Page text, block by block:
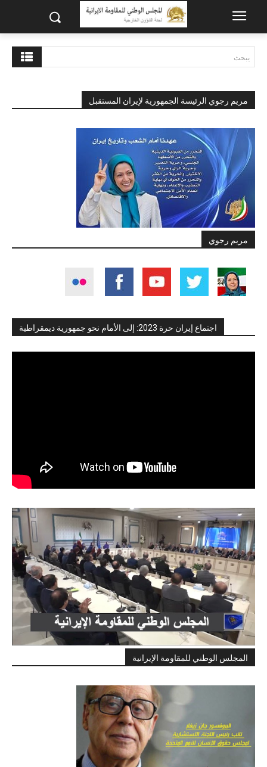
يبحث
مريم رجوي الرئيسة الجمهورية لإيران المستقبل
مريم رجوي
اجتماع إيران حرة 2023: إلى الأمام نحو جمهورية ديمقراطية
المجلس الوطني للمقاومة الإيرانية